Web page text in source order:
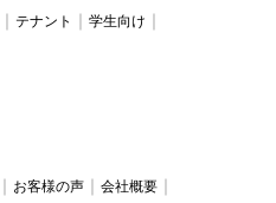
テナント
学生向け
お客様の声
会社概要